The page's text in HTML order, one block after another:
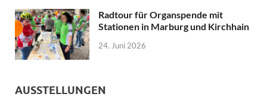
Radtour für Organspende mit
Stationen in Marburg und Kirchhain
24. Juni 2026
AUSSTELLUNGEN